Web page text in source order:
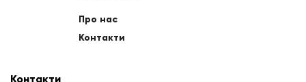
Про нас
Контакти
Контакти